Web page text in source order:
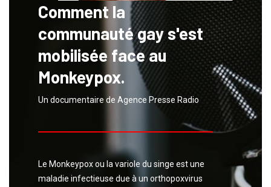
Comment la
communauté gay s'est
mobilisée face au
Monkeypox.
Un documentaire de Agence Presse Radio
Le Monkeypox ou la variole du singe est une
maladie infectieuse due à un orthopoxvirus